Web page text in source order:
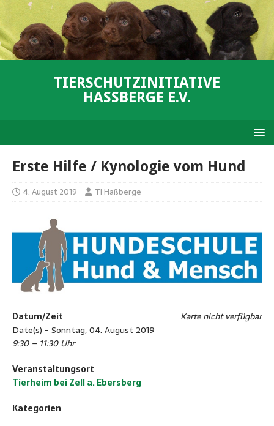
TIERSCHUTZINITIATIVE
HASSBERGE E.V.
Erste Hilfe / Kynologie vom Hund
4. August 2019 TI Haßberge
Karte nicht verfügbar
Datum/Zeit
Date(s) - Sonntag, 04. August 2019
9:30 – 11:30 Uhr
Veranstaltungsort
Tierheim bei Zell a. Ebersberg
Kategorien